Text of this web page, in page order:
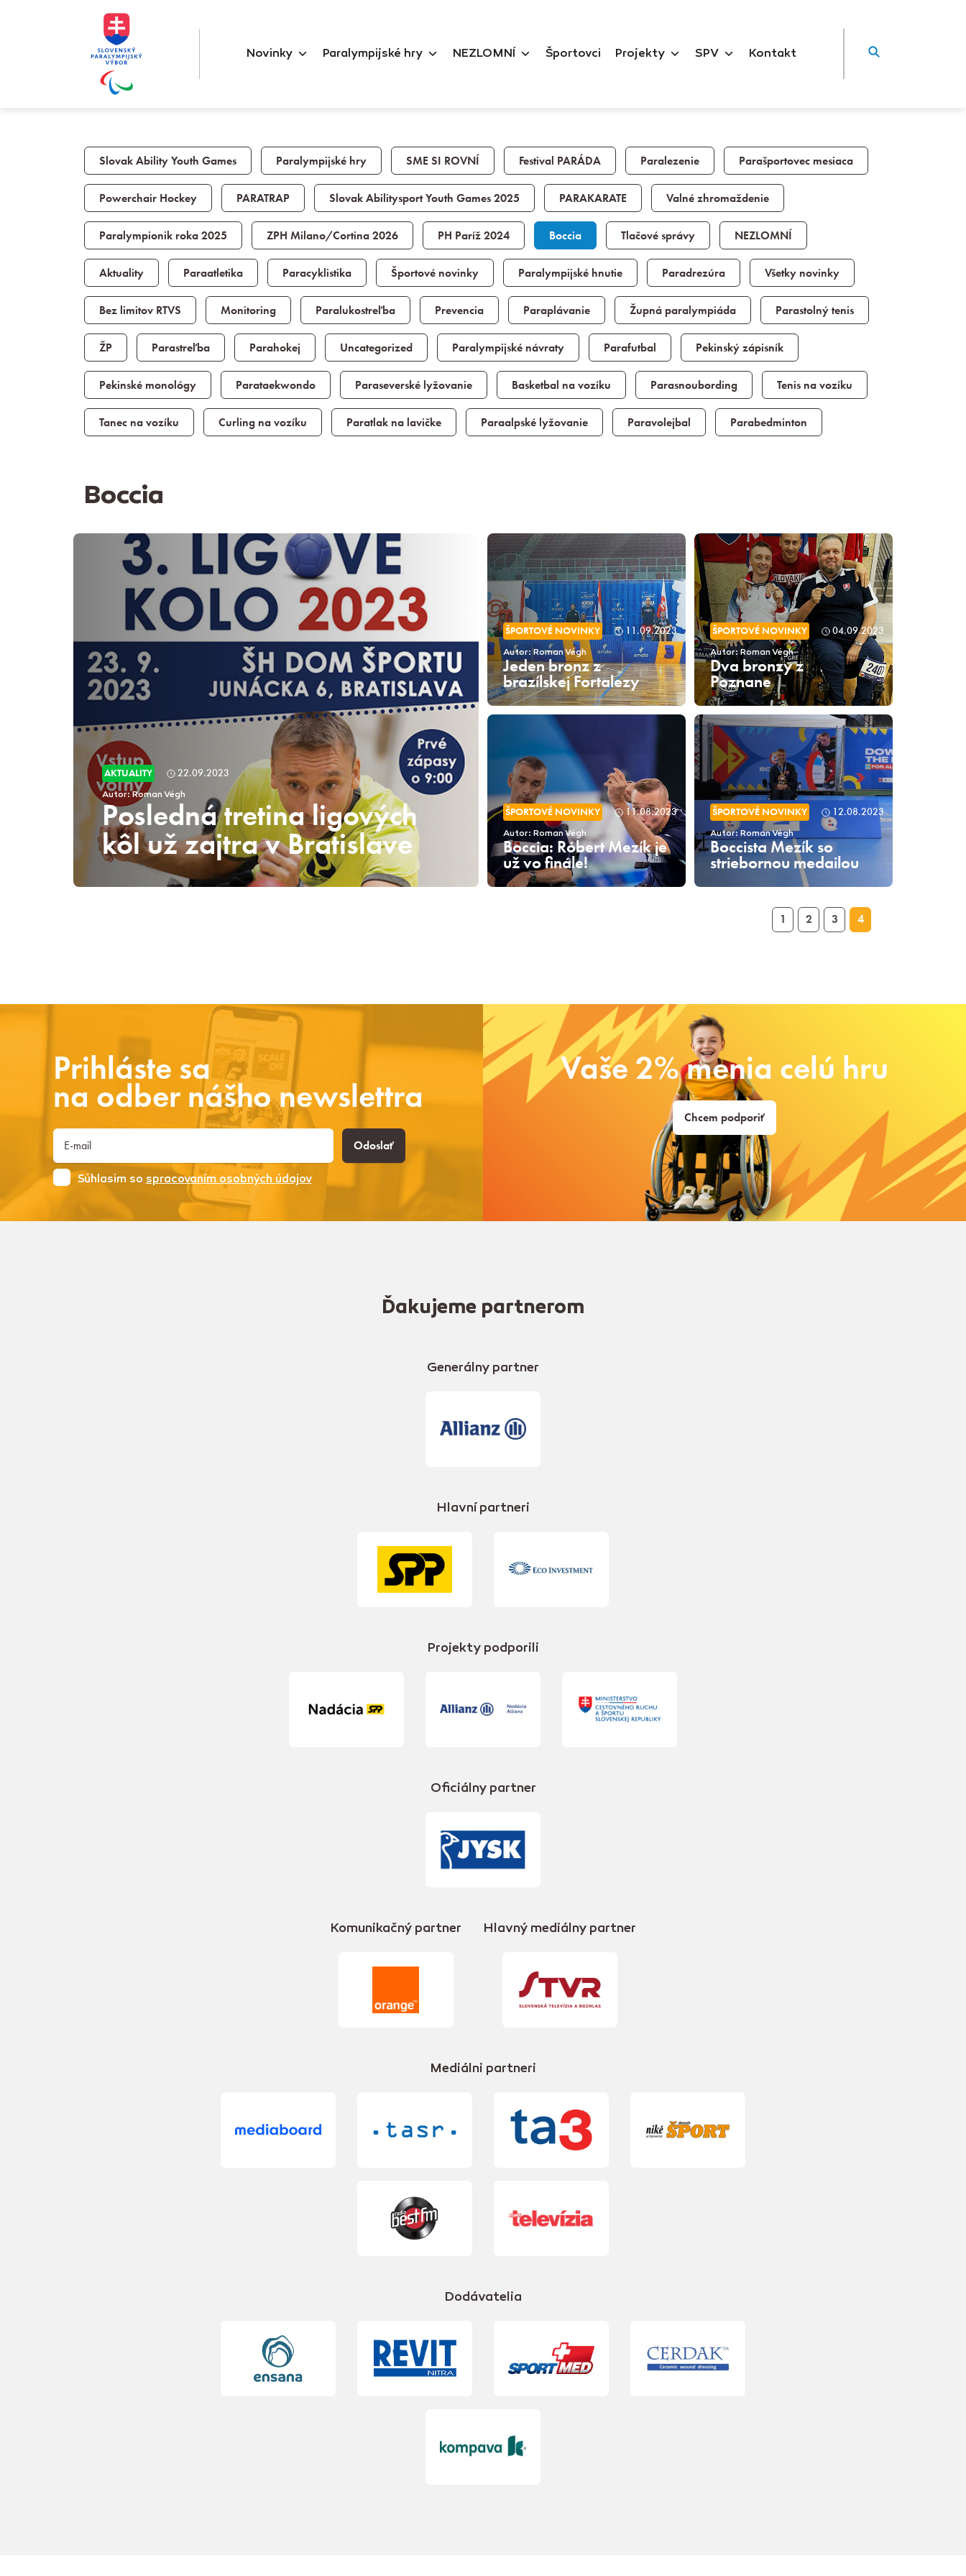
Novinky Paralympijské hry NEZLOMNÍ Športovci Projekty SPV Kontakt
Slovak Ability Youth Games Paralympijské hry SME SI ROVNÍ Festival PARÁDA Paralezenie Parašportovec mesiaca
Powerchair Hockey PARATRAP Slovak Abilitysport Youth Games 2025 PARAKARATE Valné zhromaždenie
Paralympionik roka 2025 ZPH Milano/Cortina 2026 PH Paríž 2024 Boccia Tlačové správy NEZLOMNÍ
Aktuality Paraatletika Paracyklistika Športové novinky Paralympijské hnutie Paradrezúra Všetky novinky
Bez limitov RTVS Monitoring Paralukostreľba Prevencia Paraplávanie Župná paralympiáda Parastolný tenis
ŽP Parastreľba Parahokej Uncategorized Paralympijské návraty Parafutbal Pekinský zápisník
Pekinské monológy Parataekwondo Paraseverské lyžovanie Basketbal na vozíku Parasnoubording Tenis na vozíku
Tanec na vozíku Curling na vozíku Paratlak na lavičke Paraalpské lyžovanie Paravolejbal Parabedminton
Boccia
AKTUALITY 22.09.2023
Autor: Roman Végh
Posledná tretina ligových
kôl už zajtra v Bratislave
ŠPORTOVÉ NOVINKY 11.09.2023
Autor: Roman Végh
Jeden bronz z
brazílskej Fortalezy
ŠPORTOVÉ NOVINKY 04.09.2023
Autor: Roman Végh
Dva bronzy z
Poznane
ŠPORTOVÉ NOVINKY 12.08.2023
Autor: Roman Végh
Boccista Mezík so
striebornou medailou
ŠPORTOVÉ NOVINKY 11.08.2023
Autor: Roman Végh
Boccia: Róbert Mezík je
už vo finále!
1 2 3 4
Prihláste sa
na odber nášho newslettra
Odoslať
Súhlasim so spracovaním osobných údajov
Vaše 2% menia celú hru
Chcem podporiť
Ďakujeme partnerom
Generálny partner
Hlavní partneri
Projekty podporili
Oficiálny partner
Komunikačný partner Hlavný mediálny partner
Mediálni partneri
Dodávatelia